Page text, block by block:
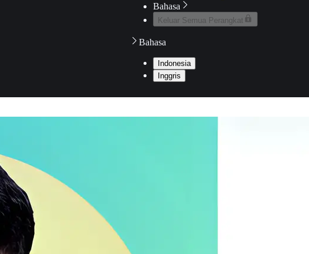
Bahasa
Keluar Semua Perangkat
Bahasa
Indonesia
Inggris